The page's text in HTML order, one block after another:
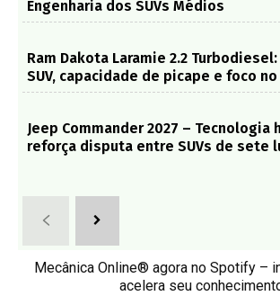
Engenharia dos SUVs Médios
Ram Dakota Laramie 2.2
SUV, capacidade de picape e foco
Jeep Commander 2027 –
reforça disputa entre SUVs de sete
Mecânica Online® agora no Spotify –
acelera seu